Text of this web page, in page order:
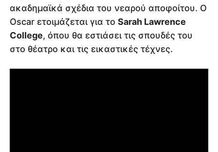
ακαδημαϊκά σχέδια του νεαρού αποφοίτου. Ο
Oscar ετοιμάζεται για το Sarah Lawrence
College, όπου θα εστιάσει τις σπουδές του
στο θέατρο και τις εικαστικές τέχνες.